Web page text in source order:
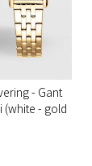
- Gant
(white - gold